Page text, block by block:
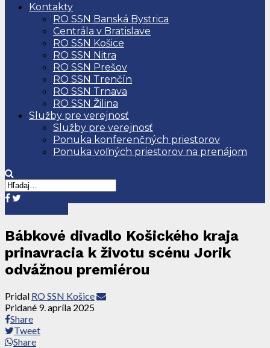
Kontakty
RO SSN Banská Bystrica
Centrála v Bratislave
RO SSN Košice
RO SSN Nitra
RO SSN Prešov
RO SSN Trenčín
RO SSN Trnava
RO SSN Žilina
Služby pre verejnosť
Služby pre verejnosť
Ponuka konferenčných priestorov
Ponuka voľných priestorov na prenájom
Bábkové divadlo Košického kraja
prinavracia k životu scénu Jorik
odvážnou premiérou
Pridal RO SSN Košice
Pridané 9. apríla 2025
Share
Tweet
Share